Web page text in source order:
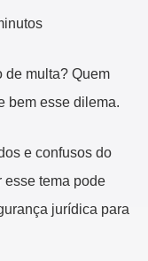
de multa? Quem
bem esse dilema.
e confusos do
tema pode
jurídica para